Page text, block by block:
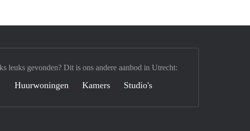
leuks gevonden? Dit is ons andere aanbod in Utrecht:
Huurwoningen Kamers Studio's